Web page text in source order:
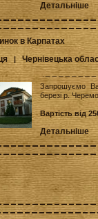
Детальніше
в Карпатах
|Чернівецька
Запрошуємо
березі р.
Вартість від
Детальніше